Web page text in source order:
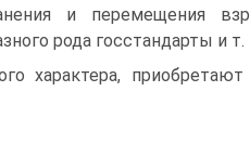
и перемещения
рода госстандарты и т.
характера,